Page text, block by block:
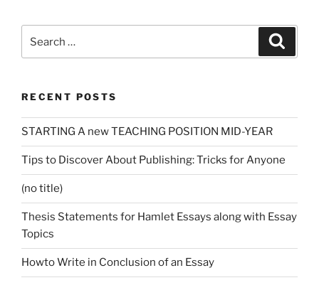
for:
RECENT POSTS
STARTING A new TEACHING POSITION MID-YEAR
Tips to Discover About Publishing: Tricks for Anyone
(no title)
Thesis Statements for Hamlet Essays along with Essay
Topics
Howto Write in Conclusion of an Essay